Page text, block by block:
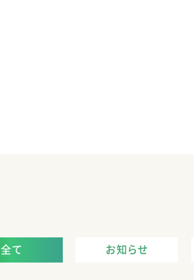
全て お知らせ